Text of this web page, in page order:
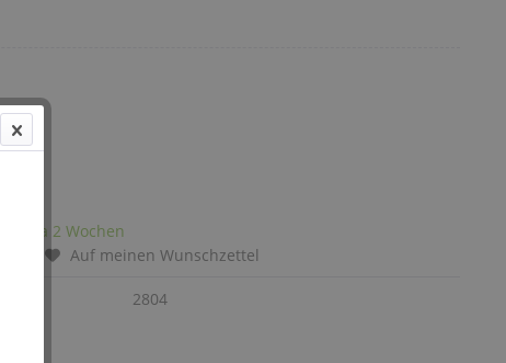
ca 2 Wochen
Auf meinen Wunschzettel
2804